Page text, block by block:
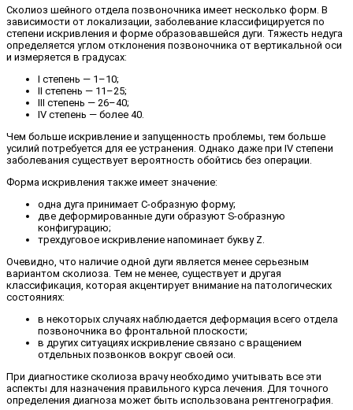
Сколиоз шейного отдела позвоночника имеет несколько форм. В
зависимости от локализации, заболевание классифицируется по
степени искривления и форме образовавшейся дуги. Тяжесть недуга
определяется углом отклонения позвоночника от вертикальной оси
и измеряется в градусах:
I степень — 1–10;
II степень — 11–25;
III степень — 26–40;
IV степень — более 40.
Чем больше искривление и запущенность проблемы, тем больше
усилий потребуется для ее устранения. Однако даже при IV степени
заболевания существует вероятность обойтись без операции.
Форма искривления также имеет значение:
одна дуга принимает C-образную форму;
две деформированные дуги образуют S-образную
конфигурацию;
трехдуговое искривление напоминает букву Z.
Очевидно, что наличие одной дуги является менее серьезным
вариантом сколиоза. Тем не менее, существует и другая
классификация, которая акцентирует внимание на патологических
состояниях:
в некоторых случаях наблюдается деформация всего отдела
позвоночника во фронтальной плоскости;
в других ситуациях искривление связано с вращением
отдельных позвонков вокруг своей оси.
При диагностике сколиоза врачу необходимо учитывать все эти
аспекты для назначения правильного курса лечения. Для точного
определения диагноза может быть использована рентгенография.